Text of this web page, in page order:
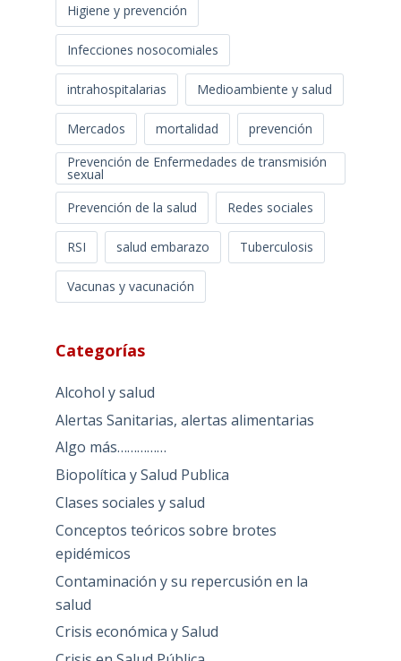
Higiene y prevención
Infecciones nosocomiales
intrahospitalarias Medioambiente y salud
Mercados mortalidad
prevención
Prevención de Enfermedades de transmisión
sexual
Prevención de la salud
Redes sociales
RSI salud embarazo Tuberculosis
Vacunas y vacunación
Categorías
Alcohol y salud
Alertas Sanitarias, alertas alimentarias
Algo más……………
Biopolítica y Salud Publica
Clases sociales y salud
Conceptos teóricos sobre brotes
epidémicos
Contaminación y su repercusión en la
salud
Crisis económica y Salud